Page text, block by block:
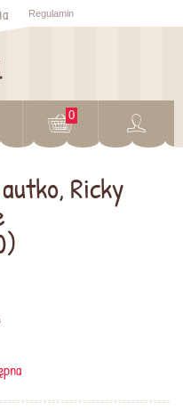
Regulamin
0
Ricky